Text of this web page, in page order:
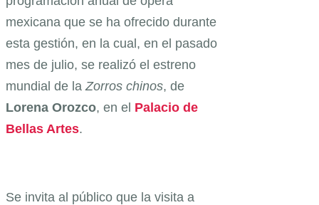
mexicana que se ha ofrecido durante
esta gestión, en la cual, en el pasado
mes de julio, se realizó el estreno
mundial de la Zorros chinos, de
Lorena Orozco, en el Palacio de
Bellas Artes.
Se invita al público que la visita a